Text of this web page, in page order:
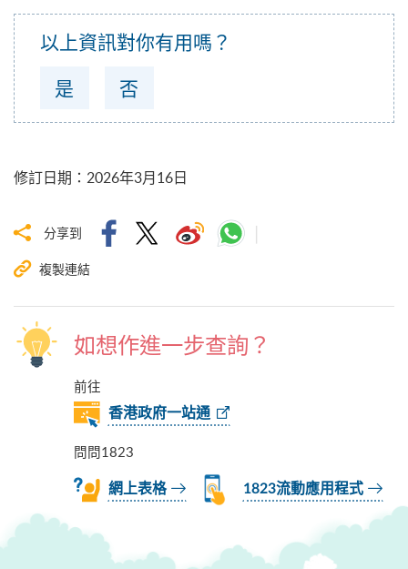
以上資訊對你有用嗎？
是
否
修訂日期 ： 2026年3月16日
分享到
複製連結
如想作進一步查詢？
前往
香港政府一站通
問問1823
網上表格 1823流動應用程式